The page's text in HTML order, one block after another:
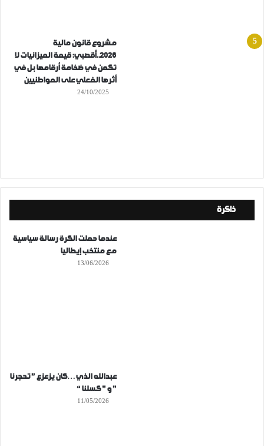
مشروع قانون مالية
2026..أقصبي: قيمة الميزانيات لا
تكمن في ضخامة أرقامها بل في
أثرها الفعلي على المواطنيين
24/10/2025
ذاكرة
عندما حملت الكرة رسالة سياسية
مع منتخب إيطاليا
13/06/2026
عبدالله الذي…كان يزعزع ” تحجرنا
” و ” كسلنا “
11/05/2026